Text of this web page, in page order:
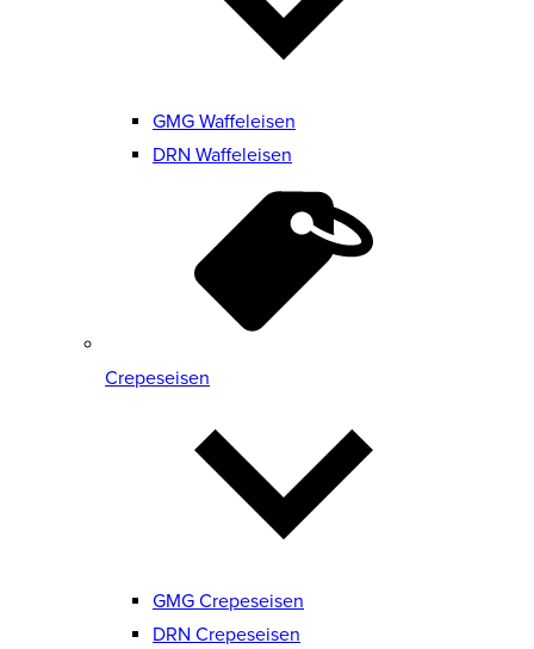
GMG Waffeleisen
DRN Waffeleisen
Crepeseisen
GMG Crepeseisen
DRN Crepeseisen